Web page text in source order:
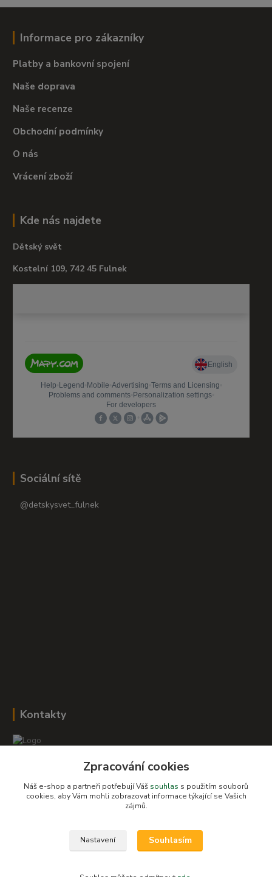
Informace pro zákazníky
Platby a bankovní spojení
Naše doprava
Naše recenze
Obchodní podmínky
O nás
Vrácení zboží
Kde nás najdete
Dětský svět
Kostelní 109, 742 45 Fulnek
Sociální sítě
@detskysvet_fulnek
Kontakty
+420 604 278 943
obchod-detskysvet@seznam.cz
Zpracování cookies
Náš e-shop a partneři potřebují Váš souhlas s použitím souborů
cookies, aby Vám mohli zobrazovat informace týkající se Vašich
zájmů.
Nastavení Souhlasím